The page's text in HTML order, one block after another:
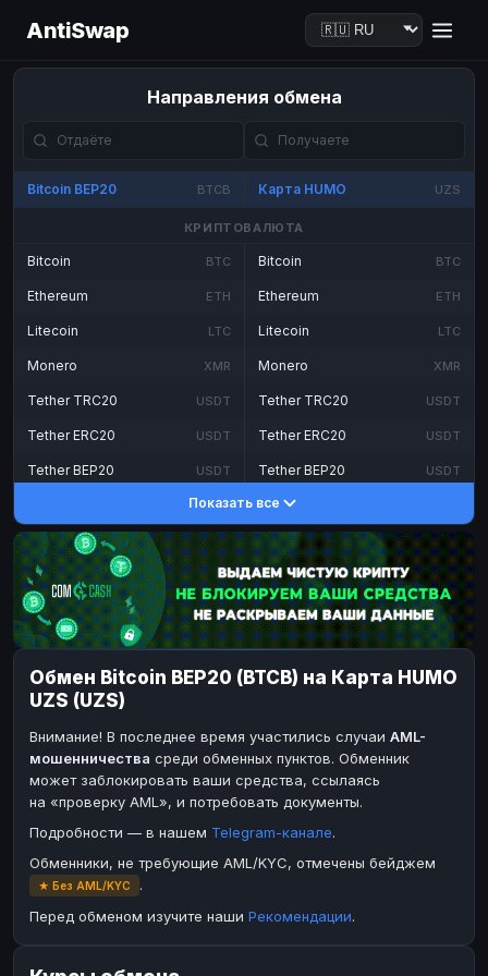
AntiSwap
Направления обмена
Bitcoin BEP20 BTCB Карта HUMO UZS
КРИПТОВАЛЮТА
Bitcoin BTC
Ethereum ETH
Litecoin LTC
Monero XMR
Tether TRC20 USDT
Tether ERC20 USDT
Tether BEP20 USDT
DASH
Toncoin TON
Dogecoin DOGE
TRX TRON
Bitcoin Cash BCH
BinanceCoin BEP20
Ether Classic
SOL
Ripple XRP
Bitcoin BTC
Ethereum ETH
Litecoin LTC
Monero XMR
Tether TRC20 USDT
Tether ERC20 USDT
Tether BEP20 USDT
DASH
Toncoin TON
Dogecoin DOGE
TRX TRON
Bitcoin Cash BCH
BinanceCoin BEP20
Ripple
Paxum USD
Perfect Money
Payoneer USD
Paxum
Payoneer
Показать все
Обмен Bitcoin BEP20 (BTCB) на Карта HUMO
UZS (UZS)
Внимание! В последнее время участились случаи AML-
мошенничества среди обменных пунктов. Обменник
может заблокировать ваши средства, ссылаясь
на «проверку AML», и потребовать документы.
Подробности — в нашем Telegram-канале.
Обменники, не требующие AML/KYC, отмечены бейджем
★ Без AML/KYC
.
Перед обменом изучите наши Рекомендации.